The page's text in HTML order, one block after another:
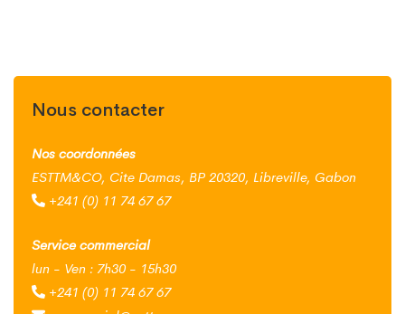
Nous contacter
Nos coordonnées
ESTTM&CO, Cite Damas, BP 20320, Libreville, Gabon
+241 (0) 11 74 67 67
Service commercial
lun - Ven : 7h30 - 15h30
+241 (0) 11 74 67 67